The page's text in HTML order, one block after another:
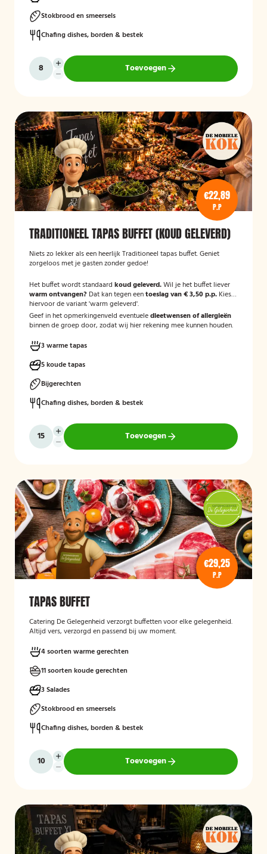
Stokbrood en smeersels
Chafing dishes, borden & bestek
Toevoegen
€22,89
P.P
TRADITIONEEL TAPAS BUFFET (KOUD GELEVERD)
Niets zo lekker als een heerlijk Traditioneel tapas buffet. Geniet
zorgeloos met je gasten zonder gedoe!
Het buffet wordt standaard koud geleverd.Wil je het buffet liever
warm ontvangen? Dat kan tegen eentoeslag van € 3,50 p.p. Kies
hiervoor de variant 'warm geleverd'.
Geef in het opmerkingenveld eventueledieetwensen of allergieën
binnen de groep door, zodat wij hier rekening mee kunnen houden.
3 warme tapas
5 koude tapas
Bijgerechten
Chafing dishes, borden & bestek
Toevoegen
€29,25
P.P
TAPAS BUFFET
Catering De Gelegenheid verzorgt buffetten voor elke gelegenheid.
Altijd vers, verzorgd en passend bij uw moment.
4 soorten warme gerechten
11 soorten koude gerechten
3 Salades
Stokbrood en smeersels
Chafing dishes, borden & bestek
Toevoegen